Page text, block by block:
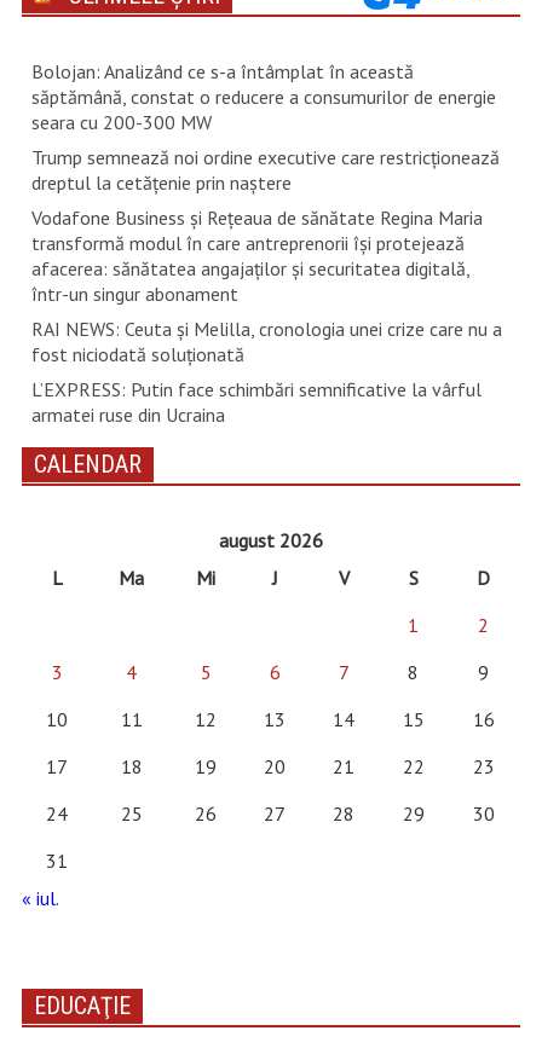
Bolojan: Analizând ce s-a întâmplat în această
săptămână, constat o reducere a consumurilor de energie
seara cu 200-300 MW
Trump semnează noi ordine executive care restricţionează
dreptul la cetăţenie prin naştere
Vodafone Business și Rețeaua de sănătate Regina Maria
transformă modul în care antreprenorii își protejează
afacerea: sănătatea angajaților și securitatea digitală,
într-un singur abonament
RAI NEWS: Ceuta și Melilla, cronologia unei crize care nu a
fost niciodată soluționată
L’EXPRESS: Putin face schimbări semnificative la vârful
armatei ruse din Ucraina
CALENDAR
august 2026
L
Ma Mi J V S
D
1
2
3
4 5 6 7 8
9
10
11 12 13 14 15
16
17
18 19 20 21 22
23
24
25 26 27 28 29
30
31
« iul.
EDUCAŢIE